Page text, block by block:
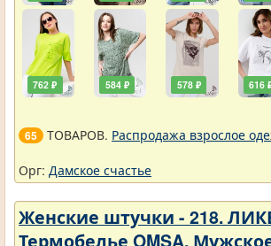
762 ₽ 584 ₽ 578 ₽ 616
65 ТОВАРОВ. Распродажа взрослое
Орг: Дамское счастье
Женские штучки - 218.
Термобелье OMSA.